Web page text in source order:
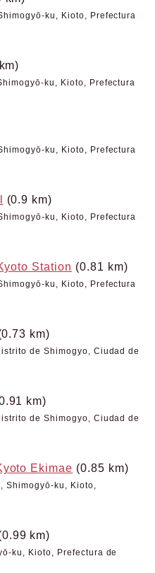
ku, Kioto, Prefectura
ku, Kioto, Prefectura
ku, Kioto, Prefectura
(0.9 km)
ku, Kioto, Prefectura
Station (0.81 km)
ku, Kioto, Prefectura
km)
de Shimogyo, Ciudad de
km)
de Shimogyo, Ciudad de
Ekimae (0.85 km)
ku, Kioto,
km)
ku, Kioto, Prefectura de